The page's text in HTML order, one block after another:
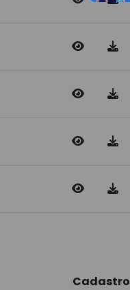
Cadastro